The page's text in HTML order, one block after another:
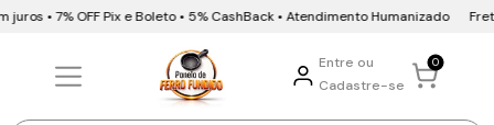
• 7% OFF Pix e Boleto • 5% CashBack • Atendimento Humanizado
Entre ou
Cadastre-se
0